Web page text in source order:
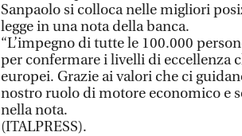
Sanpaolo si colloca nelle migliori
legge in una nota della banca.
“L’impegno di tutte le 100.000
per confermare i livelli di eccellenza
europei. Grazie ai valori che ci
nostro ruolo di motore economico e
nella nota.
(ITALPRESS).